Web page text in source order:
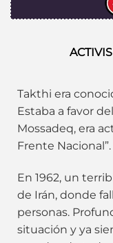
Takthi era
Estaba a favor
Mossadeq, era
Frente Nacional”.
En 1962, un
de Irán, donde
personas.
situación y ya